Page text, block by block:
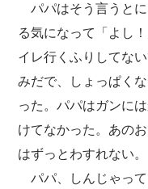
パパはそう言うと
る気になって「よし
イレ行くふりしてな
みだで、しょっぱく
った。パパはガンに
けてなかった。あの
はずっとわすれない。
パパ、しんじゃっ